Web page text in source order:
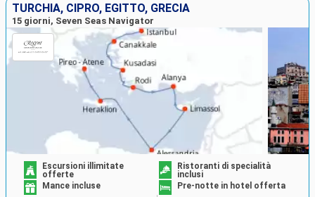
TURCHIA, CIPRO, EGITTO, GRECIA
15 giorni, Seven Seas Navigator
Escursioni illimitate
offerte
Ristoranti di specialità
inclusi
Mance incluse
Pre-notte in hotel offerta